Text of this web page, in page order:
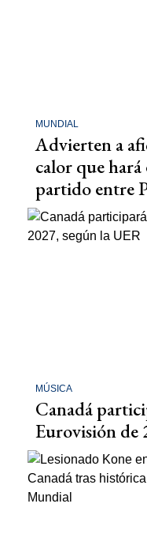
MUNDIAL
Advierten a
calor que
partido entre
MÚSICA
Canadá
Eurovisión de